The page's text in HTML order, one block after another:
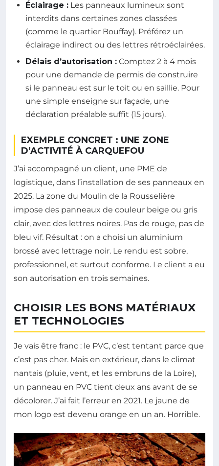
Éclairage : Les panneaux lumineux sont
interdits dans certaines zones classées
(comme le quartier Bouffay). Préférez un
éclairage indirect ou des lettres rétroéclairées.
Délais d’autorisation : Comptez 2 à 4 mois
pour une demande de permis de construire
si le panneau est sur le toit ou en saillie. Pour
une simple enseigne sur façade, une
déclaration préalable suffit (15 jours).
EXEMPLE CONCRET : UNE ZONE
D’ACTIVITÉ À CARQUEFOU
J’ai accompagné un client, une PME de
logistique, dans l’installation de ses panneaux en
2025. La zone du Moulin de la Rousselière
impose des panneaux de couleur beige ou gris
clair, avec des lettres noires. Pas de rouge, pas de
bleu vif. Résultat : on a choisi un aluminium
brossé avec lettrage noir. Le rendu est sobre,
professionnel, et surtout conforme. Le client a eu
son autorisation en trois semaines.
CHOISIR LES BONS MATÉRIAUX
ET TECHNOLOGIES
Je vais être franc : le PVC, c’est tentant parce que
c’est pas cher. Mais en extérieur, dans le climat
nantais (pluie, vent, et les embruns de la Loire),
un panneau en PVC tient deux ans avant de se
décolorer. J’ai fait l’erreur en 2021. Le jaune de
mon logo est devenu orange en un an. Horrible.